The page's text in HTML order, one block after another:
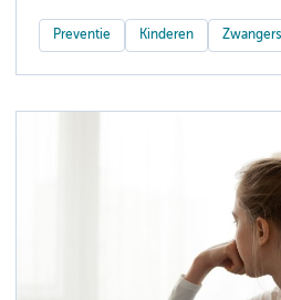
Preventie Kinderen